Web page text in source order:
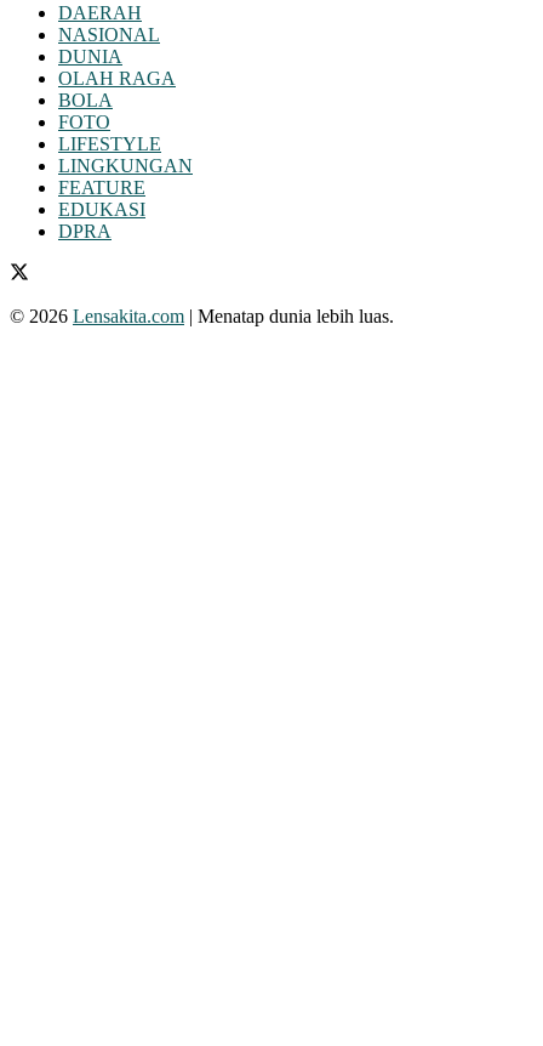
DAERAH
NASIONAL
DUNIA
OLAH RAGA
BOLA
FOTO
LIFESTYLE
LINGKUNGAN
FEATURE
EDUKASI
DPRA
© 2026 Lensakita.com | Menatap dunia lebih luas.